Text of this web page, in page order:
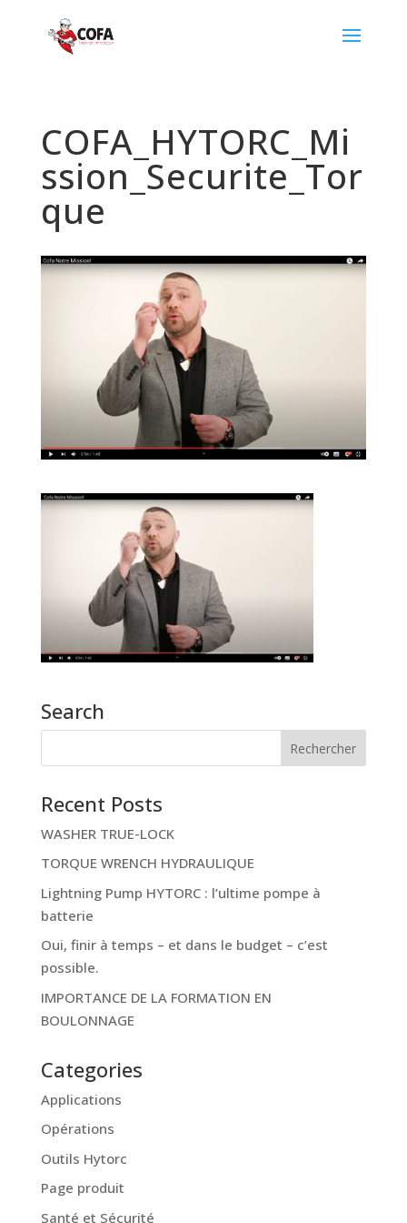
COFA_HYTORC_Mi
ssion_Securite_Tor
que
Search
Recent Posts
WASHER TRUE-LOCK
TORQUE WRENCH HYDRAULIQUE
Lightning Pump HYTORC : l’ultime pompe à
batterie
Oui, finir à temps – et dans le budget – c’est
possible.
IMPORTANCE DE LA FORMATION EN
BOULONNAGE
Categories
Applications
Opérations
Outils Hytorc
Page produit
Santé et Sécurité